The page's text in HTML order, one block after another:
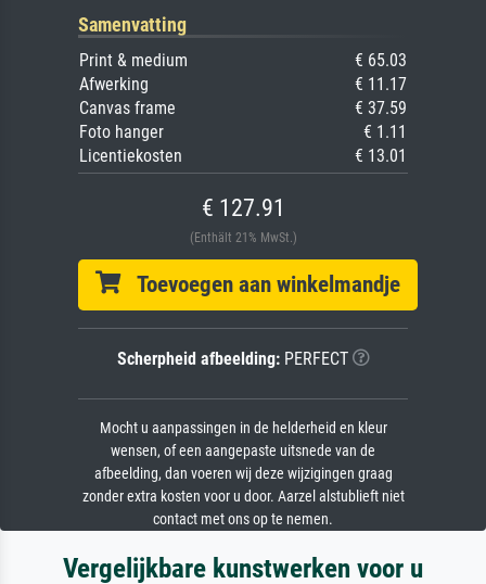
Samenvatting
Print & medium
€ 65.03
Afwerking
€ 11.17
Canvas frame
€ 37.59
Foto hanger
€ 1.11
Licentiekosten
€ 13.01
€ 127.91
(Enthält 21% MwSt.)
Toevoegen aan winkelmandje
Scherpheid afbeelding:PERFECT
Mocht u aanpassingen in de helderheid en kleur
wensen, of een aangepaste uitsnede van de
afbeelding, dan voeren wij deze wijzigingen graag
zonder extra kosten voor u door. Aarzel alstublieft niet
contact met ons op te nemen.
Vergelijkbare kunstwerken voor u